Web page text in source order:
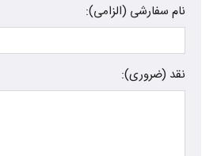
نام سفارشی (الزامی):
نقد (ضروری):